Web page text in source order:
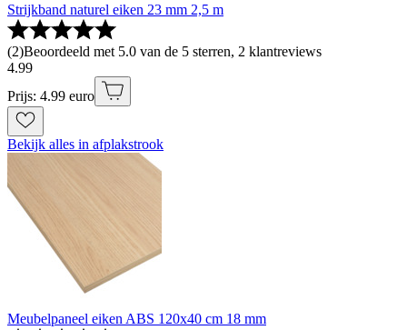
Strijkband naturel eiken 23 mm 2,5 m
(2)Beoordeeld met 5.0 van de 5 sterren, 2 klantreviews
4.99
Prijs: 4.99 euro
Bekijk alles in afplakstrook
Meubelpaneel eiken ABS 120x40 cm 18 mm